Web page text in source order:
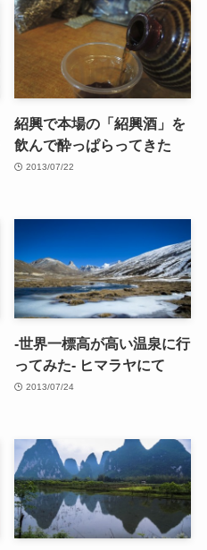
紹興で本場の「紹興酒」を
飲んで酔っぱらってきた
2013/07/22
-世界一標高が高い温泉に行
ってみた- ヒマラヤにて
2013/07/24